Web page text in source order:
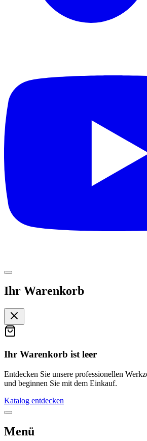
Ihr Warenkorb
Ihr Warenkorb ist leer
Entdecken Sie unsere professionellen
und beginnen Sie mit dem Einkauf.
Katalog entdecken
Menü